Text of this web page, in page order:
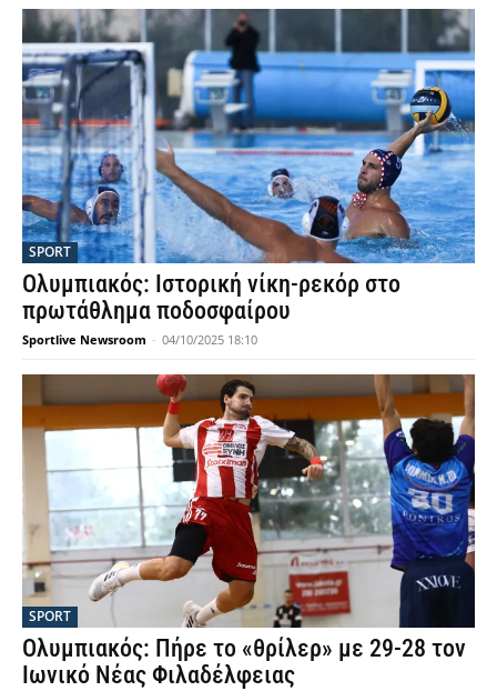
SPORT
Ολυμπιακός: Ιστορική νίκη-ρεκόρ στο
πρωτάθλημα ποδοσφαίρου
Sportlive Newsroom - 04/10/2025 18:10
SPORT
Ολυμπιακός: Πήρε το «θρίλερ» με 29-28 τον
Ιωνικό Νέας Φιλαδέλφειας